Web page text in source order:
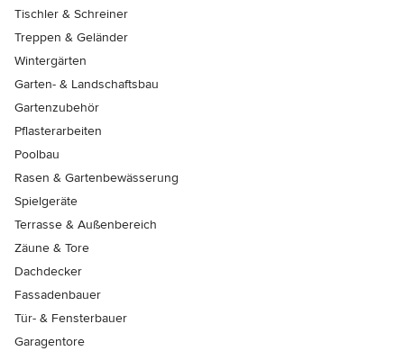
Tischler & Schreiner
Treppen & Geländer
Wintergärten
Garten- & Landschaftsbau
Gartenzubehör
Pflasterarbeiten
Poolbau
Rasen & Gartenbewässerung
Spielgeräte
Terrasse & Außenbereich
Zäune & Tore
Dachdecker
Fassadenbauer
Tür- & Fensterbauer
Garagentore